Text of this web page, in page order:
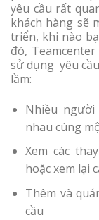
yêu cầu rất
khách hàng sẽ
triển, khi nào
đó,
sử dụng yêu
lầm:
Nhiều
nhau cùng
Xem các
hoặc xem lại
Thêm và
cầu